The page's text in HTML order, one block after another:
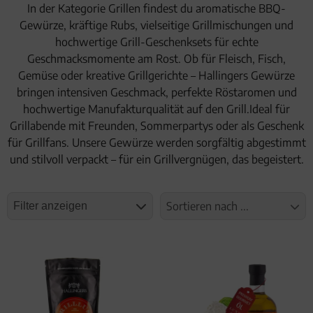
In der Kategorie Grillen findest du aromatische BBQ-
Gewürze, kräftige Rubs, vielseitige Grillmischungen und
hochwertige Grill-Geschenksets für echte
Geschmacksmomente am Rost. Ob für Fleisch, Fisch,
Gemüse oder kreative Grillgerichte – Hallingers Gewürze
bringen intensiven Geschmack, perfekte Röstaromen und
hochwertige Manufakturqualität auf den Grill.Ideal für
Grillabende mit Freunden, Sommerpartys oder als Geschenk
für Grillfans. Unsere Gewürze werden sorgfältig abgestimmt
und stilvoll verpackt – für ein Grillvergnügen, das begeistert.
Filter anzeigen Sortieren nach ...
Geburtstag
Bayern